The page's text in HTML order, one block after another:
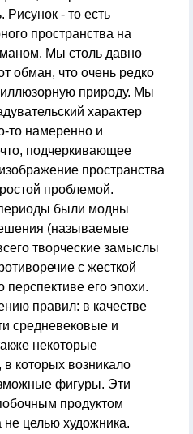
Рисунок - то есть
пространства на
Мы столь давно
обман, что очень редко
природу. Мы
характер
то намеренно и
подчеркивающее
пространства
проблемой.
были модны
(называемые
творческие замыслы
с жесткой
его эпохи.
правил: в качестве
средневековые и
некоторые
которых возникало
фигуры. Эти
продуктом
не целью художника.